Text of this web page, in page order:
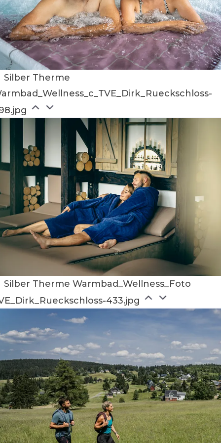
Silber Therme
Silber Therme Warmbad_Wellness_Foto
433.jpg